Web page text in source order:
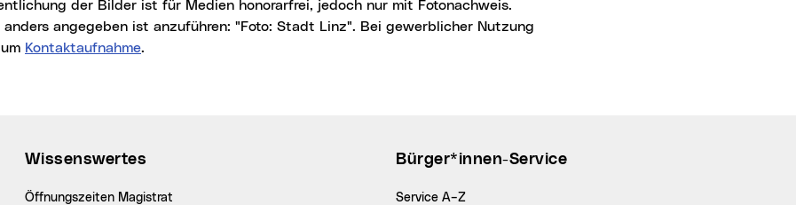
anders angegeben ist anzuführen: "Foto: Stadt Linz". Bei gewerblicher Nutzung
Kontaktaufnahme.
Wissenswertes
Öffnungszeiten Magistrat
Bürger*innen-Service
Service A–Z